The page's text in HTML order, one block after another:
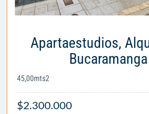
Apartaestudios,
Bucaramanga
45,00mts2
$2.300.000